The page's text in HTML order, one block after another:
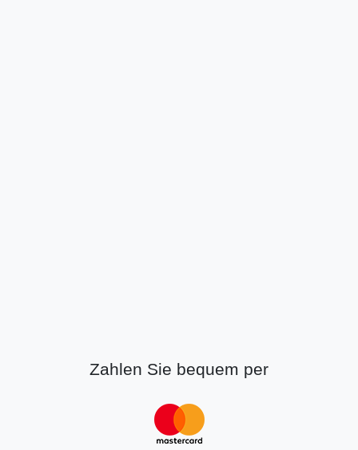
Zahlen Sie bequem per